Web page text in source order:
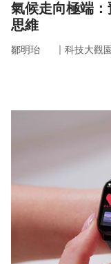
氣候走向極端
思維
鄒明珆 ｜ 科技大觀